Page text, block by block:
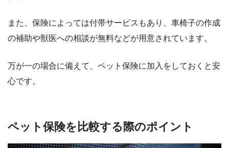
また、保険によっては付帯サービスもあり、車椅子の作成
の補助や獣医への相談が無料などが用意されています。
万が一の場合に備えて、ペット保険に加入をしておくと安
心です。
ペット保険を比較する際のポイント